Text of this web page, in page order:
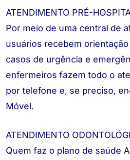
ATENDIMENTO PRÉ-
Por meio de uma central de
usuários recebem
casos de urgência e
enfermeiros fazem todo o
por telefone e, se preciso,
Móvel.
ATENDIMENTO
Quem faz o plano de saúde